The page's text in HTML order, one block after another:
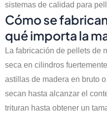
sistemas de calidad para
Cómo se
qué importa la
La fabricación de pellets de
seca en cilindros
astillas de madera en bruto
secan hasta alcanzar el
trituran hasta obtener un